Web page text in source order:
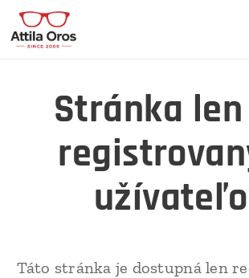
Stránka
Táto stránka je dostupná len